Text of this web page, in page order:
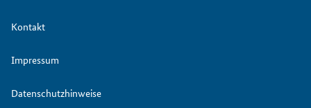
Kontakt
Impressum
Datenschutzhinweise